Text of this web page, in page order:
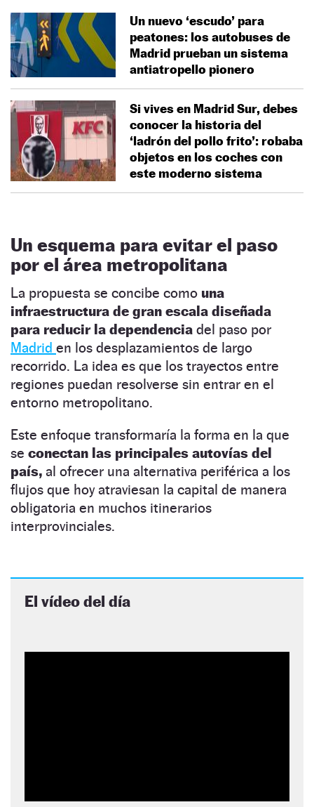
Un nuevo ‘escudo’ para
peatones: los autobuses de
Madrid prueban un sistema
antiatropello pionero
Si vives en Madrid Sur, debes
conocer la historia del
‘ladrón del pollo frito’: robaba
objetos en los coches con
este moderno sistema
Un esquema para evitar el paso
por el área metropolitana
La propuesta se concibe como una
infraestructura de gran escala diseñada
para reducir la dependencia del paso por
Madrid en los desplazamientos de largo
recorrido. La idea es que los trayectos entre
regiones puedan resolverse sin entrar en el
entorno metropolitano.
Este enfoque transformaría la forma en la que
se conectan las principales autovías del
país, al ofrecer una alternativa periférica a los
flujos que hoy atraviesan la capital de manera
obligatoria en muchos itinerarios
interprovinciales.
El vídeo del día